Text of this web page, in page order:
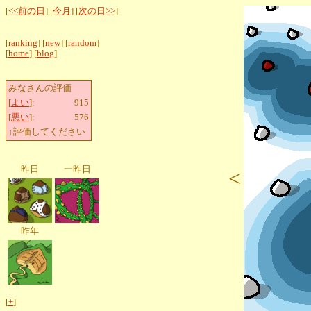
[<<前の日 ] [今月 ] [次の日>>]
[ranking] [new] [random]
[home] [blog]
みなさんの評価
[よい]:
915
[悪い]:
576
↑評価してください
昨日 一昨日
昨年
[+]
<